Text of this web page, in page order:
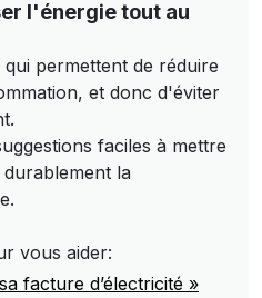
l'énergie tout au
permettent de réduire
et donc d'éviter
faciles à mettre
la
vous aider:
facture d’électricité »